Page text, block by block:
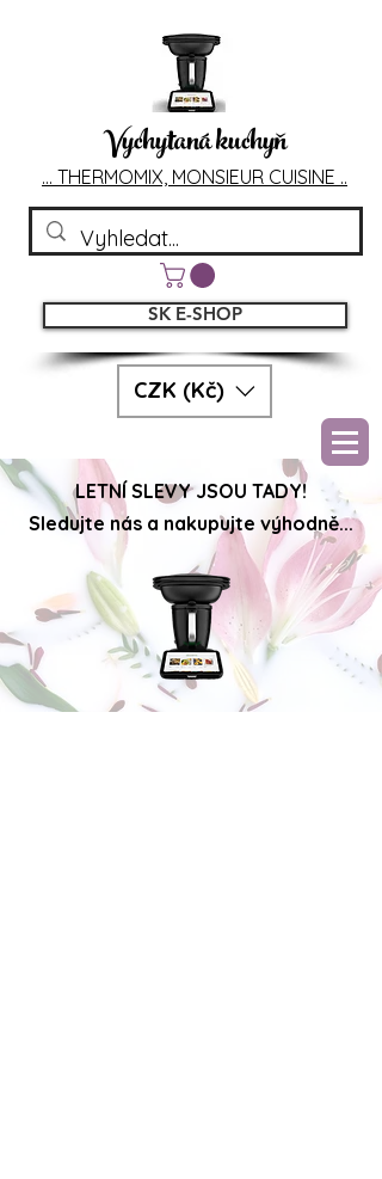
Vychytaná kuchyň
... THERMOMIX, MONSIEUR CUISINE ..
CZK (Kč)
SK E-SHOP
LETNÍ SLEVY JSOU TADY!
Sledujte nás a nakupujte výhodně...